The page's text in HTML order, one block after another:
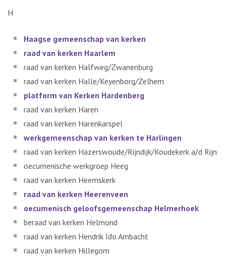
H
Haagse gemeenschap van kerken
raad van kerken Haarlem
raad van kerken Halfweg/Zwanenburg
raad van kerken Halle/Keyenborg/Zelhem
platform van Kerken Hardenberg
raad van kerken Haren
raad van kerken Harenkarspel
werkgemeenschap van kerken te Harlingen
raad van kerken Hazerswoude/Rijndijk/Koudekerk a/d Rijn
oecumenische werkgroep Heeg
raad van kerken Heemskerk
raad van kerken Heerenveen
oecumenisch geloofsgemeenschap Helmerhoek
beraad van kerken Helmond
raad van kerken Hendrik Ido Ambacht
raad van kerken Hillegom